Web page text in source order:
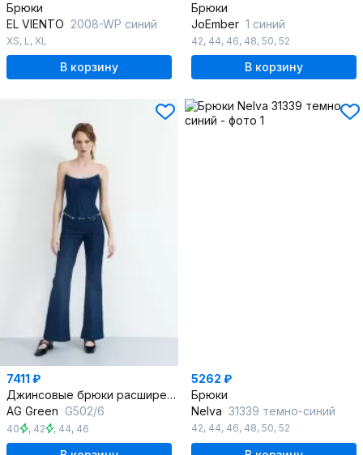
Брюки
EL VIENTO 2008-WP синий
XS, L, XL
В корзину
Брюки
JoEmber 1 синий
42, 44, 46, 48, 50, 52
В корзину
7411 ₽
Джинсовые брюки расширенные с элементами отделки
AG Green G502/6
40 , 42 , 44, 46
5262 ₽
Брюки
Nelva 31339 темно-синий
42, 44, 46, 48, 50, 52